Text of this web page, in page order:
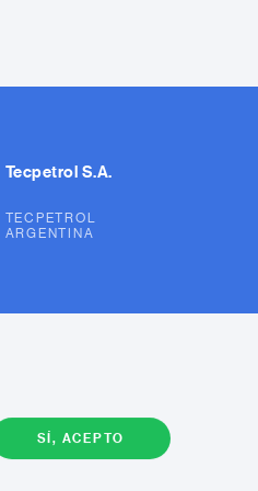
Tecpetrol S.A.
TECPETROL
ARGENTINA
SÍ, ACEPTO